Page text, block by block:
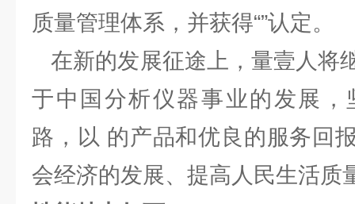
质量管理体系，并获得“”认定。
在新的发展征途上，量壹人将
于中国分析仪器事业的发展，
路，以 的产品和优良的服务回
会经济的发展、提高人民生活质